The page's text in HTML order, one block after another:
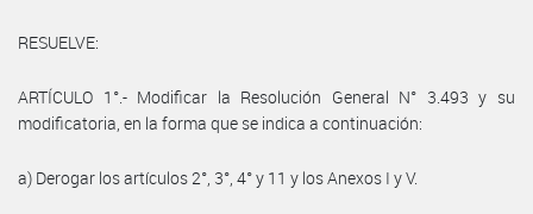
RESUELVE:
ARTÍCULO 1°.- Modificar la Resolución General N° 3.493 y su
modificatoria, en la forma que se indica a continuación:
a) Derogar los artículos 2°, 3°, 4° y 11 y los Anexos I y V.